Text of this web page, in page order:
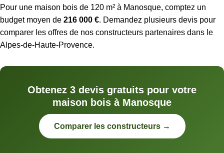
Pour une maison bois de 120 m² à Manosque, comptez un
budget moyen de 216 000 €. Demandez plusieurs devis pour
comparer les offres de nos constructeurs partenaires dans le
Alpes-de-Haute-Provence.
Obtenez 3 devis gratuits pour votre
maison bois à Manosque
Comparer les constructeurs →